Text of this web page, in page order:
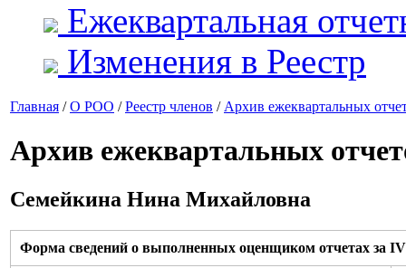
Ежеквартальная
Изменения в Реестр
Главная /О РОО /Реестр членов / Архив ежеквартальных
Архив ежеквартальных
Семейкина Нина Михайловна
Форма сведений о выполненных оценщиком отчетах за IV